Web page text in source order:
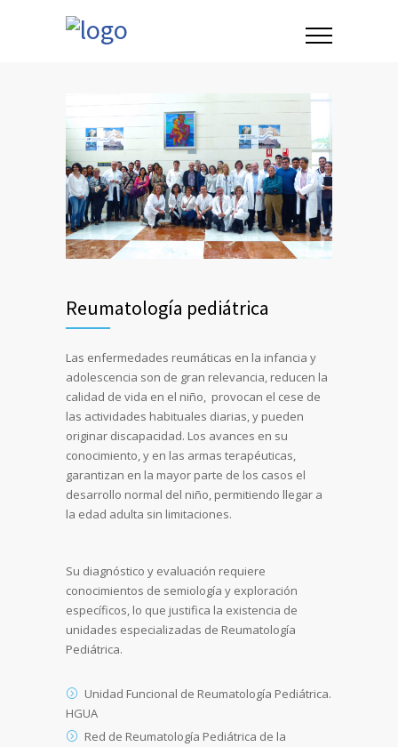
Reumatología pediátrica
Las enfermedades reumáticas en la infancia y
adolescencia son de gran relevancia, reducen la
calidad de vida en el niño, provocan el cese de
las actividades habituales diarias, y pueden
originar discapacidad. Los avances en su
conocimiento, y en las armas terapéuticas,
garantizan en la mayor parte de los casos el
desarrollo normal del niño, permitiendo llegar a
la edad adulta sin limitaciones.
Su diagnóstico y evaluación requiere
conocimientos de semiología y exploración
específicos, lo que justifica la existencia de
unidades especializadas de Reumatología
Pediátrica.
Unidad Funcional de Reumatología Pediátrica.
HGUA
Red de Reumatología Pediátrica de la